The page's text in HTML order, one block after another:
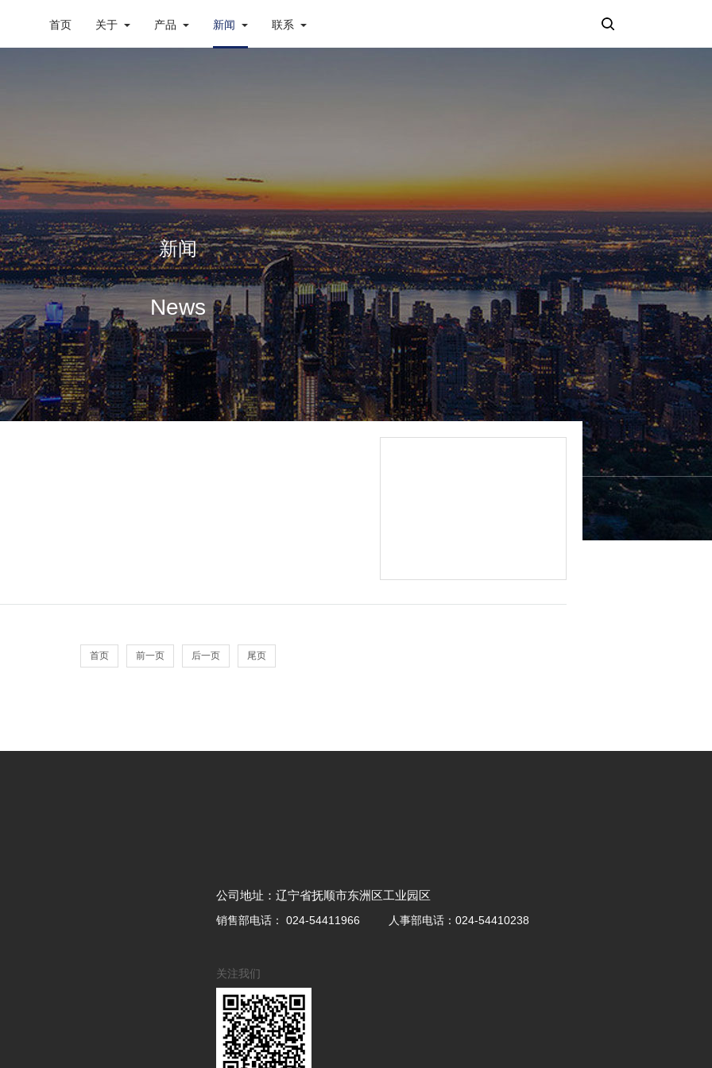
首页 关于 产品 新闻 联系
新闻
News
首页 前一页 后一页 尾页
公司地址：辽宁省抚顺市东洲区工业园区
销售部电话： 024-54411966 人事部电话：024-54410238
关注我们